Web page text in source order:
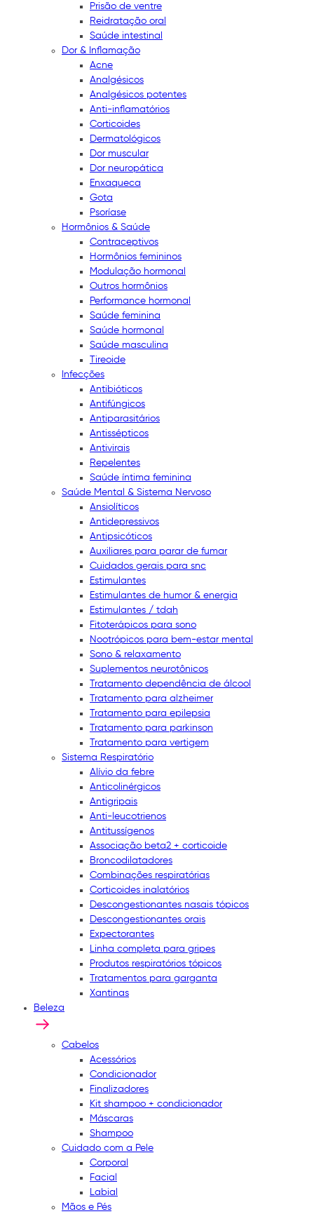
Prisão de ventre
Reidratação oral
Saúde intestinal
Dor & Inflamação
Acne
Analgésicos
Analgésicos potentes
Anti-inflamatórios
Corticoides
Dermatológicos
Dor muscular
Dor neuropática
Enxaqueca
Gota
Psoríase
Hormônios & Saúde
Contraceptivos
Hormônios femininos
Modulação hormonal
Outros hormônios
Performance hormonal
Saúde feminina
Saúde hormonal
Saúde masculina
Tireoide
Infecções
Antibióticos
Antifúngicos
Antiparasitários
Antissépticos
Antivirais
Repelentes
Saúde íntima feminina
Saúde Mental & Sistema Nervoso
Ansiolíticos
Antidepressivos
Antipsicóticos
Auxiliares para parar de fumar
Cuidados gerais para snc
Estimulantes
Estimulantes de humor & energia
Estimulantes / tdah
Fitoterápicos para sono
Nootrópicos para bem-estar mental
Sono & relaxamento
Suplementos neurotônicos
Tratamento dependência de álcool
Tratamento para alzheimer
Tratamento para epilepsia
Tratamento para parkinson
Tratamento para vertigem
Sistema Respiratório
Alívio da febre
Anticolinérgicos
Antigripais
Anti-leucotrienos
Antitussígenos
Associação beta2 + corticoide
Broncodilatadores
Combinações respiratórias
Corticoides inalatórios
Descongestionantes nasais tópicos
Descongestionantes orais
Expectorantes
Linha completa para gripes
Produtos respiratórios tópicos
Tratamentos para garganta
Xantinas
Beleza
Cabelos
Acessórios
Condicionador
Finalizadores
Kit shampoo + condicionador
Máscaras
Shampoo
Cuidado com a Pele
Corporal
Facial
Labial
Mãos e Pés